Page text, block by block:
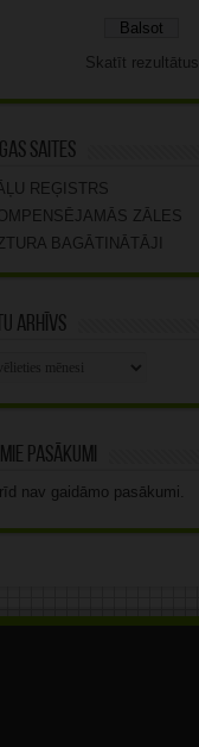
Skatīt rezultātus
saites
REĢISTRS
ZĀLES
BAGĀTINĀTĀJI
arhīvs
pasākumi
nav gaidāmo pasākumi.